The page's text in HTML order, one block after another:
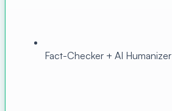
Fact-Checker + AI Humanizer